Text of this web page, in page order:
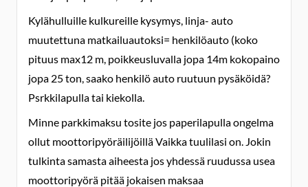
Kylähulluille kulkureille kysymys, linja- auto
muutettuna matkailuautoksi= henkilöauto (koko
pituus max12 m, poikkeusluvalla jopa 14m kokopaino
jopa 25 ton, saako henkilö auto ruutuun pysäköidä?
Psrkkilapulla tai kiekolla.
Minne parkkimaksu tosite jos paperilapulla ongelma
ollut moottoripyöräilijöillä Vaikka tuulilasi on. Jokin
tulkinta samasta aiheesta jos yhdessä ruudussa usea
moottoripyörä pitää jokaisen maksaa